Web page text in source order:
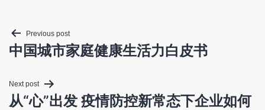
Post
navigation
Previous post
中国城市家庭健康生活力白皮书
Next post
从“心”出发 疫情防控新常态下企业如何